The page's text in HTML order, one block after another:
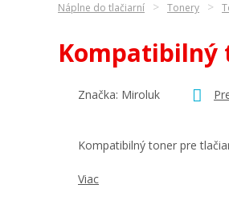
Náplne do tlačiarní Tonery
Kompatibilný
Značka: Miroluk
Kompatibilný toner pre
Viac